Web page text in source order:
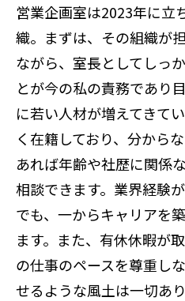
営業企画室は2023年に立
織。まずは、その組織が
ながら、室長としてしっ
とが今の私の責務であり
に若い人材が増えてきて
く在籍しており、分から
あれば年齢や社歴に関係
相談できます。業界経験
でも、一からキャリアを
ます。また、有休休暇が
の仕事のペースを尊重し
せるような風土は一切あ